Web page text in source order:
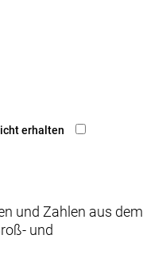
erhalten
und Zahlen aus dem
und